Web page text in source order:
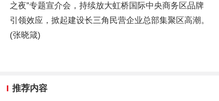
之夜”专题宣介会，持续放大虹桥国际中央商务区品牌
引领效应，掀起建设长三角民营企业总部集聚区高潮。
(张晓箴)
推荐内容